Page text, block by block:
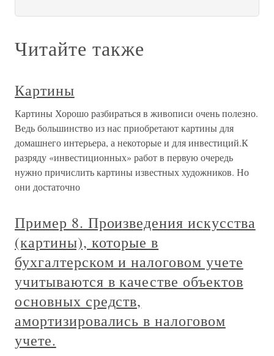
Читайте также
Картины
Картины Хорошо разбираться в живописи очень полезно.
Ведь большинство из нас приобретают картины для
домашнего интерьера, а некоторые и для инвестиций.К
разряду «инвестиционных» работ в первую очередь
нужно причислить картины известных художников. Но
они достаточно
Пример 8. Произведения искусства
(картины), которые в
бухгалтерском и налоговом учете
учитываются в качестве объектов
основных средств,
амортизировались в налоговом
учете.